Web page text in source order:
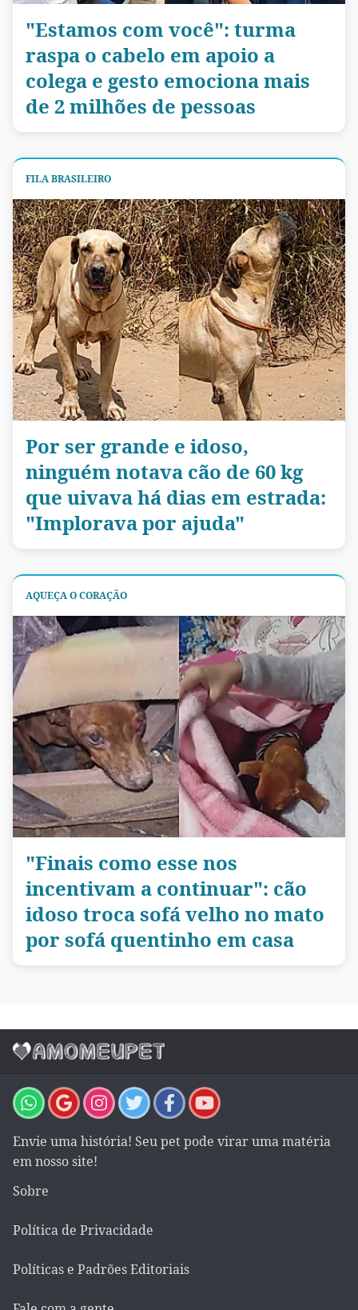
"Estamos com você": turma
raspa o cabelo em apoio a
colega e gesto emociona mais
de 2 milhões de pessoas
FILA BRASILEIRO
Por ser grande e idoso,
ninguém notava cão de 60 kg
que uivava há dias em estrada:
"Implorava por ajuda"
AQUEÇA O CORAÇÃO
"Finais como esse nos
incentivam a continuar": cão
idoso troca sofá velho no mato
por sofá quentinho em casa
Envie uma história! Seu pet pode virar uma matéria
em nosso site!
Sobre
Política de Privacidade
Políticas e Padrões Editoriais